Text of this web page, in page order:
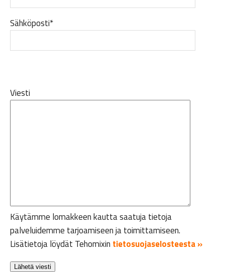
Sähköposti*
Viesti
Käytämme lomakkeen kautta saatuja tietoja
palveluidemme tarjoamiseen ja toimittamiseen.
Lisätietoja löydät Tehomixin tietosuojaselosteesta »